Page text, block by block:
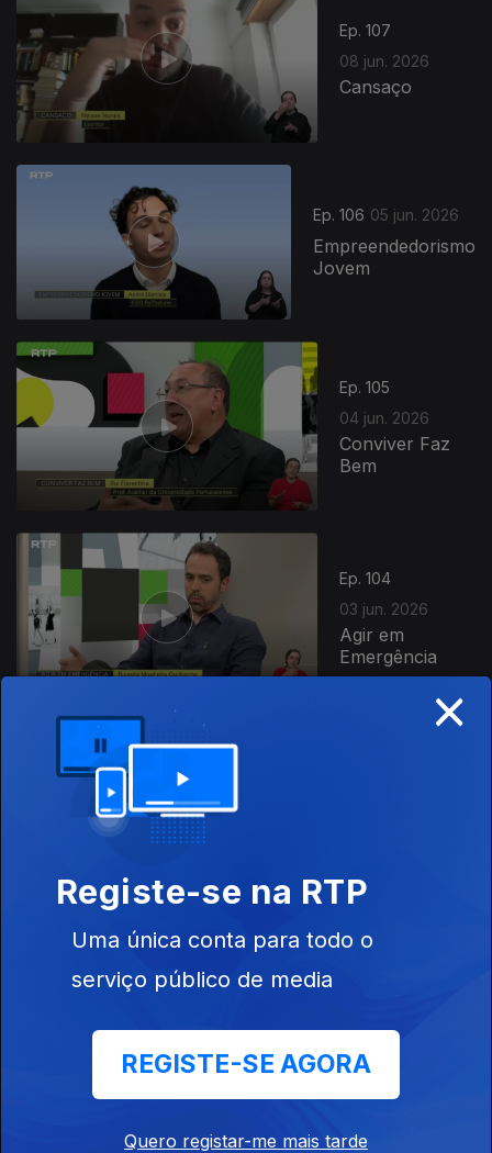
Ep. 107
08 jun. 2026
Cansaço
Ep. 106 05 jun. 2026
Empreendedorismo
Jovem
Ep. 105
04 jun. 2026
Conviver Faz
Bem
Ep. 104
03 jun. 2026
Agir em
Emergência
Pedagógicas
×
Registe-se na RTP
Uma única conta para todo o
serviço público de media
REGISTE-SE AGORA
Quero registar-me mais tarde